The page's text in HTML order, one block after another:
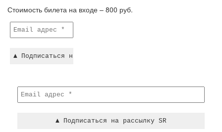
Стоимость билета на входе – 800 руб.